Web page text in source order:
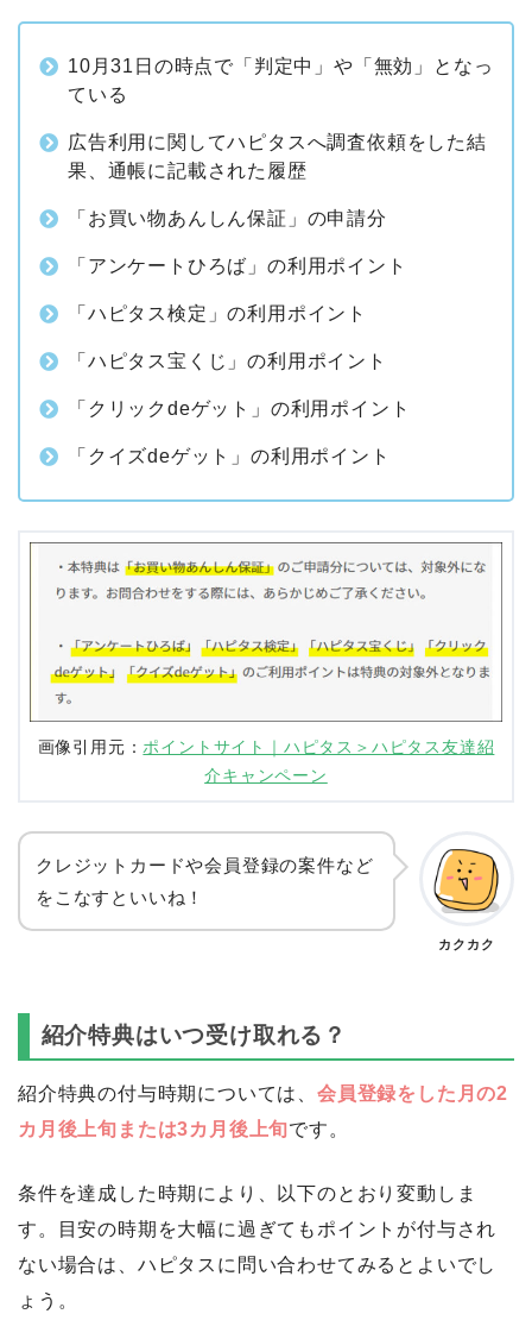
10月31日の時点で「判定中」や「無効」となっ
ている
広告利用に関してハピタスへ調査依頼をした結
果、通帳に記載された履歴
「お買い物あんしん保証」の申請分
「アンケートひろば」の利用ポイント
「ハピタス検定」の利用ポイント
「ハピタス宝くじ」の利用ポイント
「クリックdeゲット」の利用ポイント
「クイズdeゲット」の利用ポイント
画像引用元：ポイントサイト｜ハピタス＞ハピタス友達紹
介キャンペーン
クレジットカードや会員登録の案件など
をこなすといいね！
カクカク
紹介特典はいつ受け取れる？
紹介特典の付与時期については、 会員登録をした月の2
カ月後上旬または3カ月後上旬です。
条件を達成した時期により、以下のとおり変動しま
す。目安の時期を大幅に過ぎてもポイントが付与され
ない場合は、ハピタスに問い合わせてみるとよいでし
ょう。